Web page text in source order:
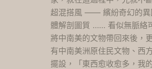
超混搭風 —— 繽紛奇幻的異
體解剖圖質 …… 看似無脈絡
將中南美的文物帶回來後，
有中南美洲原住民文物、西
擺設，「東西愈收愈多，我